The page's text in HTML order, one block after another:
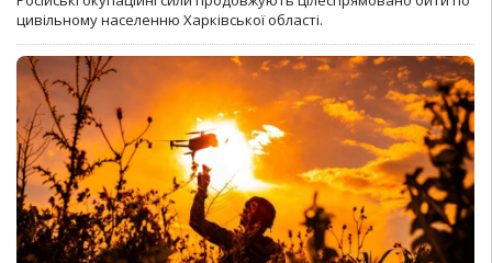
цивільному населенню Харківської області.